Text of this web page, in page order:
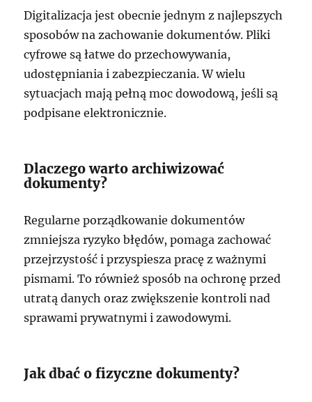
Digitalizacja jest obecnie jednym z najlepszych
sposobów na zachowanie dokumentów. Pliki
cyfrowe są łatwe do przechowywania,
udostępniania i zabezpieczania. W wielu
sytuacjach mają pełną moc dowodową, jeśli są
podpisane elektronicznie.
Dlaczego warto archiwizować
dokumenty?
Regularne porządkowanie dokumentów
zmniejsza ryzyko błędów, pomaga zachować
przejrzystość i przyspiesza pracę z ważnymi
pismami. To również sposób na ochronę przed
utratą danych oraz zwiększenie kontroli nad
sprawami prywatnymi i zawodowymi.
Jak dbać o fizyczne dokumenty?